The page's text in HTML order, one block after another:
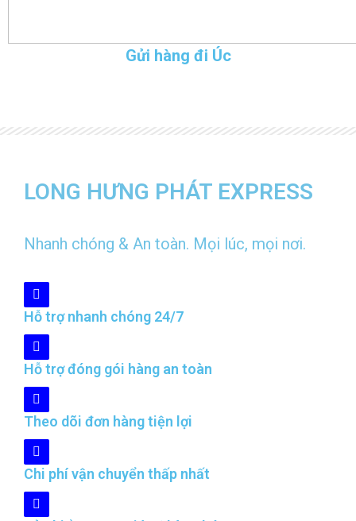
Gửi hàng đi Úc
LONG HƯNG PHÁT EXPRESS
Nhanh chóng & An toàn. Mọi lúc, mọi nơi.
Hỗ trợ nhanh chóng 24/7
Hỗ trợ đóng gói hàng an toàn
Theo dõi đơn hàng tiện lợi
Chi phí vận chuyển thấp nhất